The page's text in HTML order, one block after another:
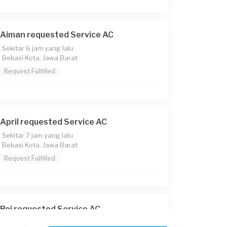
Aiman requested Service AC
Sekitar 6 jam yang lalu
Bekasi Kota, Jawa Barat
Request Fulfilled
April requested Service AC
Sekitar 7 jam yang lalu
Bekasi Kota, Jawa Barat
Request Fulfilled
Roi requested Service AC